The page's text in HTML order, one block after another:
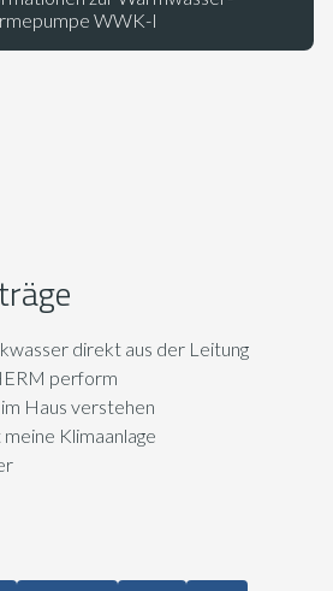
WWK-I
direkt aus der Leitung
perform
Haus verstehen
Klimaanlage